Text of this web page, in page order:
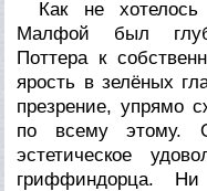
Как не
Малфой был
Поттера к
ярость в зелёных
презрение, упрямо
по всему этому.
эстетическое
гриффиндорца.